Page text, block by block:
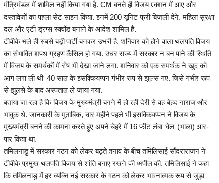
मंत्रिमंडल में शामिल नहीं किया गया है. CM बनते ही विजय एक्शन में आए और
दस्तावेजों का पहला सेट साइन किया. इनमें 200 यूनिट फ्री बिजली देने, महिला सुरक्षा
दल और एंटी ड्रग्स स्क्वॉड बनाने के आदेश शामिल हैं.
टीवीके भले ही सबसे बड़ी पार्टी बनकर उभरी है. शनिवार को होने वाला थलपति विजय
का संभावित शपथ ग्रहण कैंसिल हो गया. उधर राज्य में सरकार न बन पाने की स्थिति
में विजय के समर्थकों में रोष भी देखा जाने लगा. शनिवार को एक समर्थक ने खुद को
आग लगा ली थी. 40 साल के इसक्कियप्पन गंभीर रूप से झुलस गए. जिसे गंभीर रूप
से झुलसे के बाद अस्पताल ले जाया गया.
बताया जा रहा है कि विजय के मुख्यमंत्री बनने में हो रही देरी से वह बेहद नाराज और
भावुक थे. जानकारी के मुताबिक, चार महीने पहले भी इसक्कियप्पन ने विजय के
मुख्यमंत्री बनने की कामना करते हुए अपने चेहरे में 16 फीट लंबा ‘वेल’ (भाला) आर-
पार किया था.
तमिलनाडु में सरकार गठन को लेकर बढ़ते तनाव के बीच तमिलिसाई सौंदराराजन ने
टीवीके प्रमुख थलपति विजय से शांति बनाए रखने की अपील की. तमिलिसाई ने कहा
कि तमिलनाडु में हर व्यक्ति नई सरकार के गठन को लेकर भावनात्मक रूप से जुड़ा